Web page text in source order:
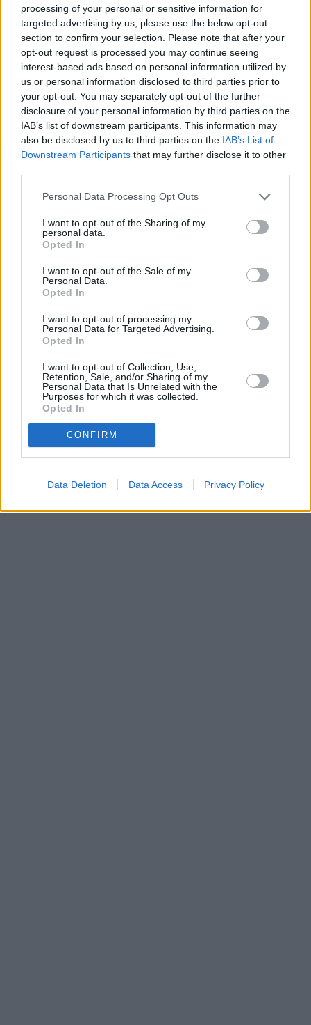
processing of your personal or sensitive information for
targeted advertising by us, please use the below opt-out
section to confirm your selection. Please note that after your
opt-out request is processed you may continue seeing
interest-based ads based on personal information utilized by
us or personal information disclosed to third parties prior to
your opt-out. You may separately opt-out of the further
disclosure of your personal information by third parties on the
IAB’s list of downstream participants. This information may
also be disclosed by us to third parties on the IAB’s List of
Downstream Participants that may further disclose it to other
Personal Data Processing Opt Outs
I want to opt-out of the Sharing of my
personal data.
Opted In
I want to opt-out of the Sale of my
Personal Data.
Opted In
I want to opt-out of processing my
Personal Data for Targeted Advertising.
Opted In
I want to opt-out of Collection, Use,
Retention, Sale, and/or Sharing of my
Personal Data that Is Unrelated with the
Purposes for which it was collected.
Opted In
CONFIRM
Data Deletion Data Access Privacy Policy